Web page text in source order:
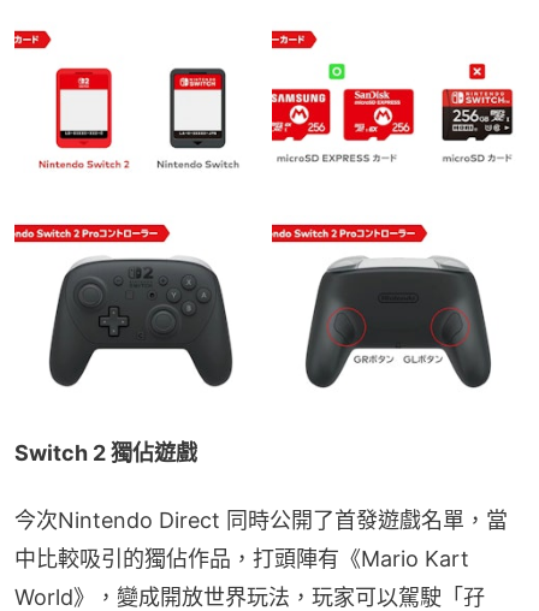
Switch 2 獨佔遊戲
今次Nintendo Direct 同時公開了首發遊戲名單，當
中比較吸引的獨佔作品，打頭陣有《Mario Kart
World》，變成開放世界玩法，玩家可以駕駛「孖